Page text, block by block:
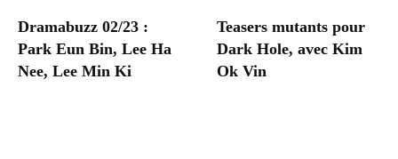
Dramabuzz 02/23 :
Park Eun Bin, Lee Ha
Nee, Lee Min Ki
Teasers mutants pour
Dark Hole, avec Kim
Ok Vin